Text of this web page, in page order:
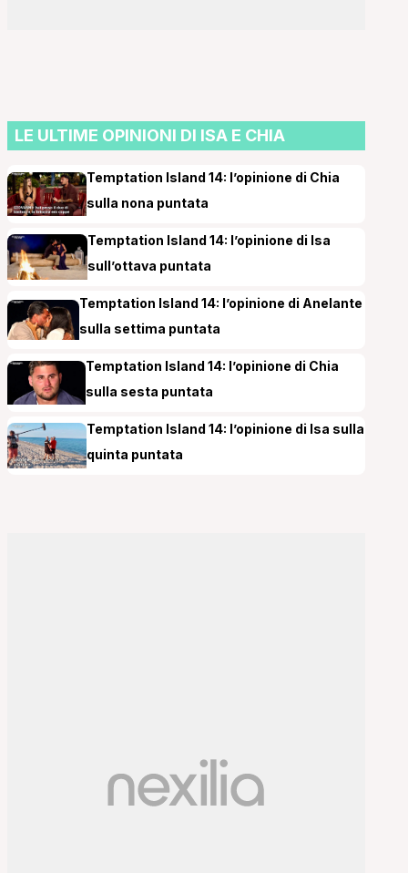
LE ULTIME OPINIONI DI ISA E CHIA
Temptation Island 14: l’opinione di Chia
sulla nona puntata
Temptation Island 14: l’opinione di Isa
sull’ottava puntata
Temptation Island 14: l’opinione di Anelante
sulla settima puntata
Temptation Island 14: l’opinione di Chia
sulla sesta puntata
Temptation Island 14: l’opinione di Isa sulla
quinta puntata